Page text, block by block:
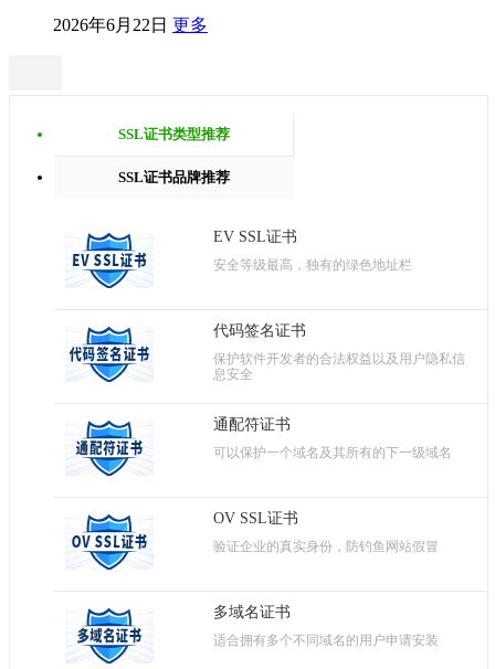
2026年6月22日 更多
SSL证书类型推荐
SSL证书品牌推荐
EV SSL证书
安全等级最高，独有的绿色地址栏
代码签名证书
保护软件开发者的合法权益以及用户隐私信
息安全
通配符证书
可以保护一个域名及其所有的下一级域名
OV SSL证书
验证企业的真实身份，防钓鱼网站假冒
多域名证书
适合拥有多个不同域名的用户申请安装